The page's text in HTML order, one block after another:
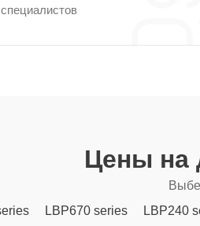
Цены на
LBP670 series LBP240